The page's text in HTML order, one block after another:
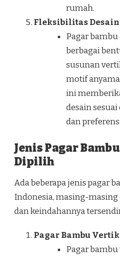
rumah.
Fleksibilitas Desain
Pagar
berbagai
susunan
motif
ini
desain
dan
Jenis Pagar
Dipilih
Ada beberapa jenis pagar
Indonesia, masing-
dan keindahannya
Pagar Bambu
Pagar